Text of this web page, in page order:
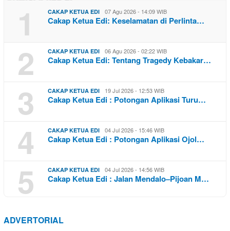
1 CAKAP KETUA EDI 07 Agu 2026 - 14:09 WIB
Cakap Ketua Edi: Keselamatan di Perlinta…
2 CAKAP KETUA EDI 06 Agu 2026 - 02:22 WIB
Cakap Ketua Edi: Tentang Tragedy Kebakar…
3 CAKAP KETUA EDI 19 Jul 2026 - 12:53 WIB
Cakap Ketua Edi : Potongan Aplikasi Turu…
4 CAKAP KETUA EDI 04 Jul 2026 - 15:46 WIB
Cakap Ketua Edi : Potongan Aplikasi Ojol…
5 CAKAP KETUA EDI 04 Jul 2026 - 14:56 WIB
Cakap Ketua Edi : Jalan Mendalo–Pijoan M…
ADVERTORIAL